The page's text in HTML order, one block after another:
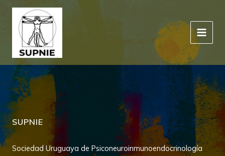
contenido
Sociedad Uruguaya de
Psiconeuroinmunoendocrin
SUPNIE
Sociedad Uruguaya de Psiconeuroinmunoendocrinología